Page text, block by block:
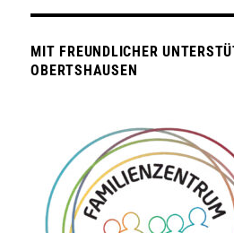
MIT FREUNDLICHER
OBERTSHAUSEN